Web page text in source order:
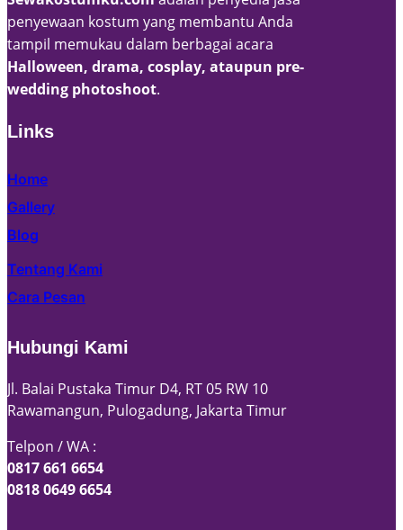
penyewaan kostum yang membantu Anda
tampil memukau dalam berbagai acara
Halloween, drama, cosplay, ataupun pre-
wedding photoshoot.
Links
Home
Gallery
Blog
Tentang Kami
Cara Pesan
Hubungi Kami
Jl. Balai Pustaka Timur D4, RT 05 RW 10
Rawamangun, Pulogadung, Jakarta Timur
Telpon / WA :
0817 661 6654
0818 0649 6654